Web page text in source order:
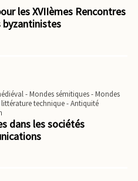
les XVIIèmes Rencontres
byzantinistes
- Mondes sémitiques - Mondes
technique - Antiquité
dans les sociétés